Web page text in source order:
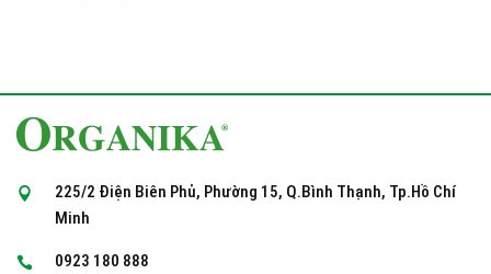
225/2 Điện Biên Phủ, Phường 15, Q.Bình Thạnh, Tp.Hồ Chí
Minh
0923 180 888